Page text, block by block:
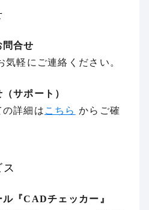
問合せ
気軽にご連絡ください。
サポート）
詳細は こちら からご確
『CADチェッカー』